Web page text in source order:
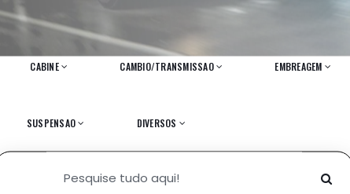
CABINE CAMBIO/TRANSMISSAO EMBREAGEM
SUSPENSAO DIVERSOS